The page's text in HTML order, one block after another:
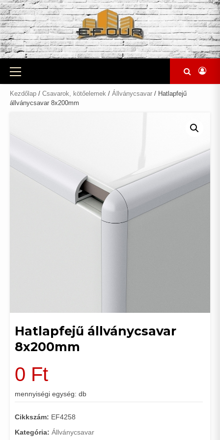
Skip
to
content
Primary
Menu
Kezdőlap / Csavarok, kötőelemek / Állványcsavar / Hatlapfejű
állványcsavar 8x200mm
Hatlapfejű állványcsavar
8x200mm
0 Ft
mennyiségi egység: db
Cikkszám: EF4258
Kategória: Állványcsavar